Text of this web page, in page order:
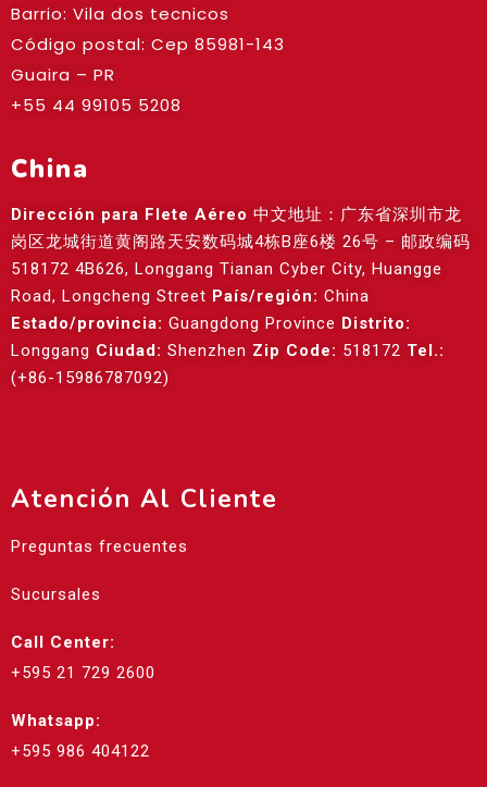
Barrio: Vila dos tecnicos
Código postal: Cep 85981-143
Guaira – PR
+55 44 99105 5208
China
Dirección para Flete Aéreo 中文地址：广东省深圳市龙
岗区龙城街道黄阁路天安数码城4栋B座6楼 26号 – 邮政编码
518172 4B626, Longgang Tianan Cyber City, Huangge
Road, Longcheng Street País/región: China
Estado/provincia: Guangdong Province Distrito:
Longgang Ciudad: Shenzhen Zip Code: 518172 Tel.:
(+86-15986787092)
Atención Al Cliente
Preguntas frecuentes
Sucursales
Call Center:
+595 21 729 2600
Whatsapp:
+595 986 404122